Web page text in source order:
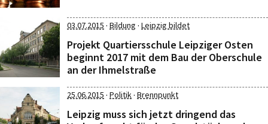
03.07.2015 · Bildung · Leipzig bildet
Projekt Quartiersschule Leipziger Osten
beginnt 2017 mit dem Bau der Oberschule
an der Ihmelstraße
25.06.2015 · Politik· Brennpunkt
Leipzig muss sich jetzt dringend das